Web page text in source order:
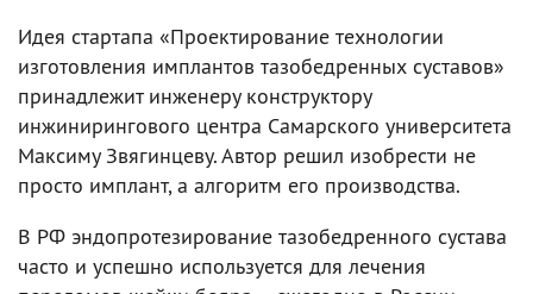
Идея стартапа «Проектирование технологии
изготовления имплантов тазобедренных суставов»
принадлежит инженеру конструктору
инжинирингового центра Самарского университета
Максиму Звягинцеву. Автор решил изобрести не
просто имплант, а алгоритм его производства.
В РФ эндопротезирование тазобедренного сустава
часто и успешно используется для лечения